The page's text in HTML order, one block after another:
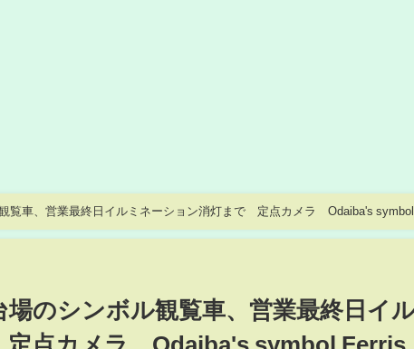
観覧車、営業最終日イルミネーション消灯まで 定点カメラ Odaiba's symbol
場のシンボル観覧車、営業最終日イ
点カメラ Odaiba's symbol Ferris